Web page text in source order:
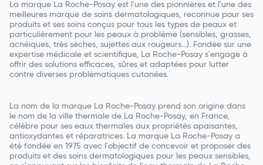
La marque La Roche-Posay est l'une des pionnières et l'une des
meilleures marque de soins dermatologiques, reconnue pour ses
produits et ses soins conçus pour tous les types de peaux et
particulièrement pour les peaux à problème (sensibles, grasses,
acnéiques, très sèches, sujettes aux rougeurs...). Fondée sur une
expertise médicale et scientifique, La Roche-Posay s'engage à
offrir des solutions efficaces, sûres et adaptées pour lutter
contre diverses problématiques cutanées.
La nom de la marque La Roche-Posay prend son origine dans
le nom de la ville thermale de La Roche-Posay, en France,
célèbre pour ses eaux thermales aux propriétés apaisantes,
antioxydantes et réparatrices. La marque La Roche-Posay a
été fondée en 1975 avec l'objectif de concevoir et proposer des
produits et des soins dermatologiques pour les peaux sensibles,